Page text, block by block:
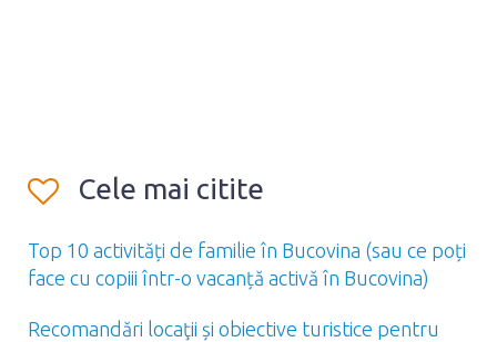
Cele mai citite
Top 10 activități de familie în Bucovina (sau ce poți
face cu copiii într-o vacanță activă în Bucovina)
Recomandări locaţii și obiective turistice pentru